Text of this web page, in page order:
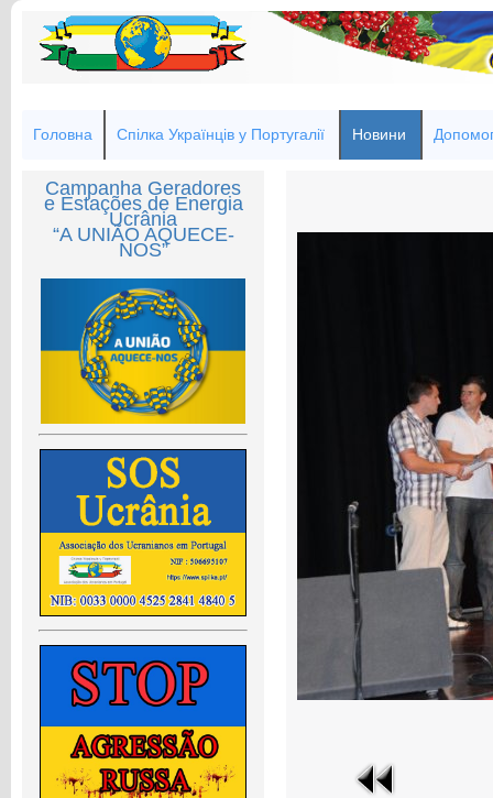
Головна Спілка Українців у Португалії Новини
Campanha Geradores
e Estações de Energia
Ucrânia
“A UNIÃO AQUECE-
NOS”